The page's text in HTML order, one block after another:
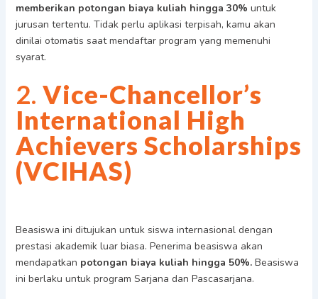
memberikan potongan biaya kuliah hingga 30% untuk
jurusan tertentu. Tidak perlu aplikasi terpisah, kamu akan
dinilai otomatis saat mendaftar program yang memenuhi
syarat.
2. Vice-Chancellor’s
International High
Achievers Scholarships
(VCIHAS)
Beasiswa ini ditujukan untuk siswa internasional dengan
prestasi akademik luar biasa. Penerima beasiswa akan
mendapatkan potongan biaya kuliah hingga 50%.Beasiswa
ini berlaku untuk program Sarjana dan Pascasarjana.